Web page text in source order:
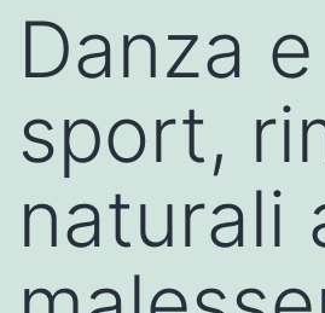
Danza e
sport,
naturali